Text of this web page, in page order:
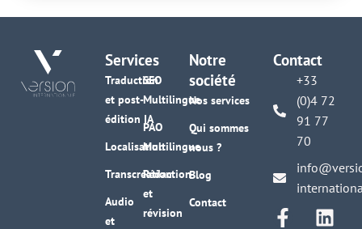
Services
Traduction
et post-
édition IA
Localisation
Transcréation
Audio
et
SEO
Multilingue
PAO
Multilingue
Rédaction
et
révision
Notre
société
Nos services
Qui sommes
nous ?
Blog
Contact
Contact
+33
(0)4 72
91 77
70